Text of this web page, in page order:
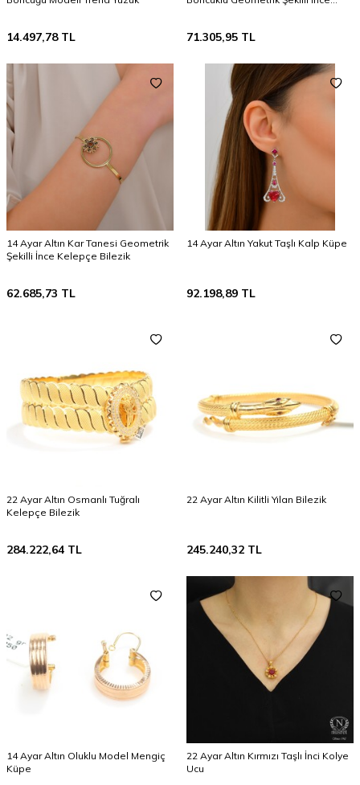
14.497,78TL 71.305,95 TL
14 Ayar Altın Kar Tanesi Geometrik
Şekilli İnce Kelepçe Bilezik
62.685,73 TL
14 Ayar Altın Yakut Taşlı Kalp Küpe
92.198,89 TL
22 Ayar Altın Osmanlı Tuğralı
Kelepçe Bilezik
284.222,64 TL
22 Ayar Altın Kilitli Yılan Bilezik
245.240,32 TL
14 Ayar Altın Oluklu Model Mengiç
Küpe
22 Ayar Altın Kırmızı Taşlı İnci Kolye
Ucu